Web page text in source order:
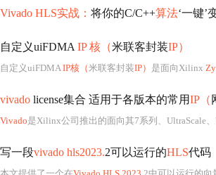
Vivado HLS实战： 将你的C/C++算法‘一键’
自定义uiFDMA IP 核（米联客封装IP）
自定义uiFDMAIP核（米联客封装IP） 是面向Xilinx
vivado license集合 适用于各版本的常用IP（
Vivado是Xilinx公司推出的面向其7系列、UltraScale
写一段vivado hls2023.2可以运行的HLS代码